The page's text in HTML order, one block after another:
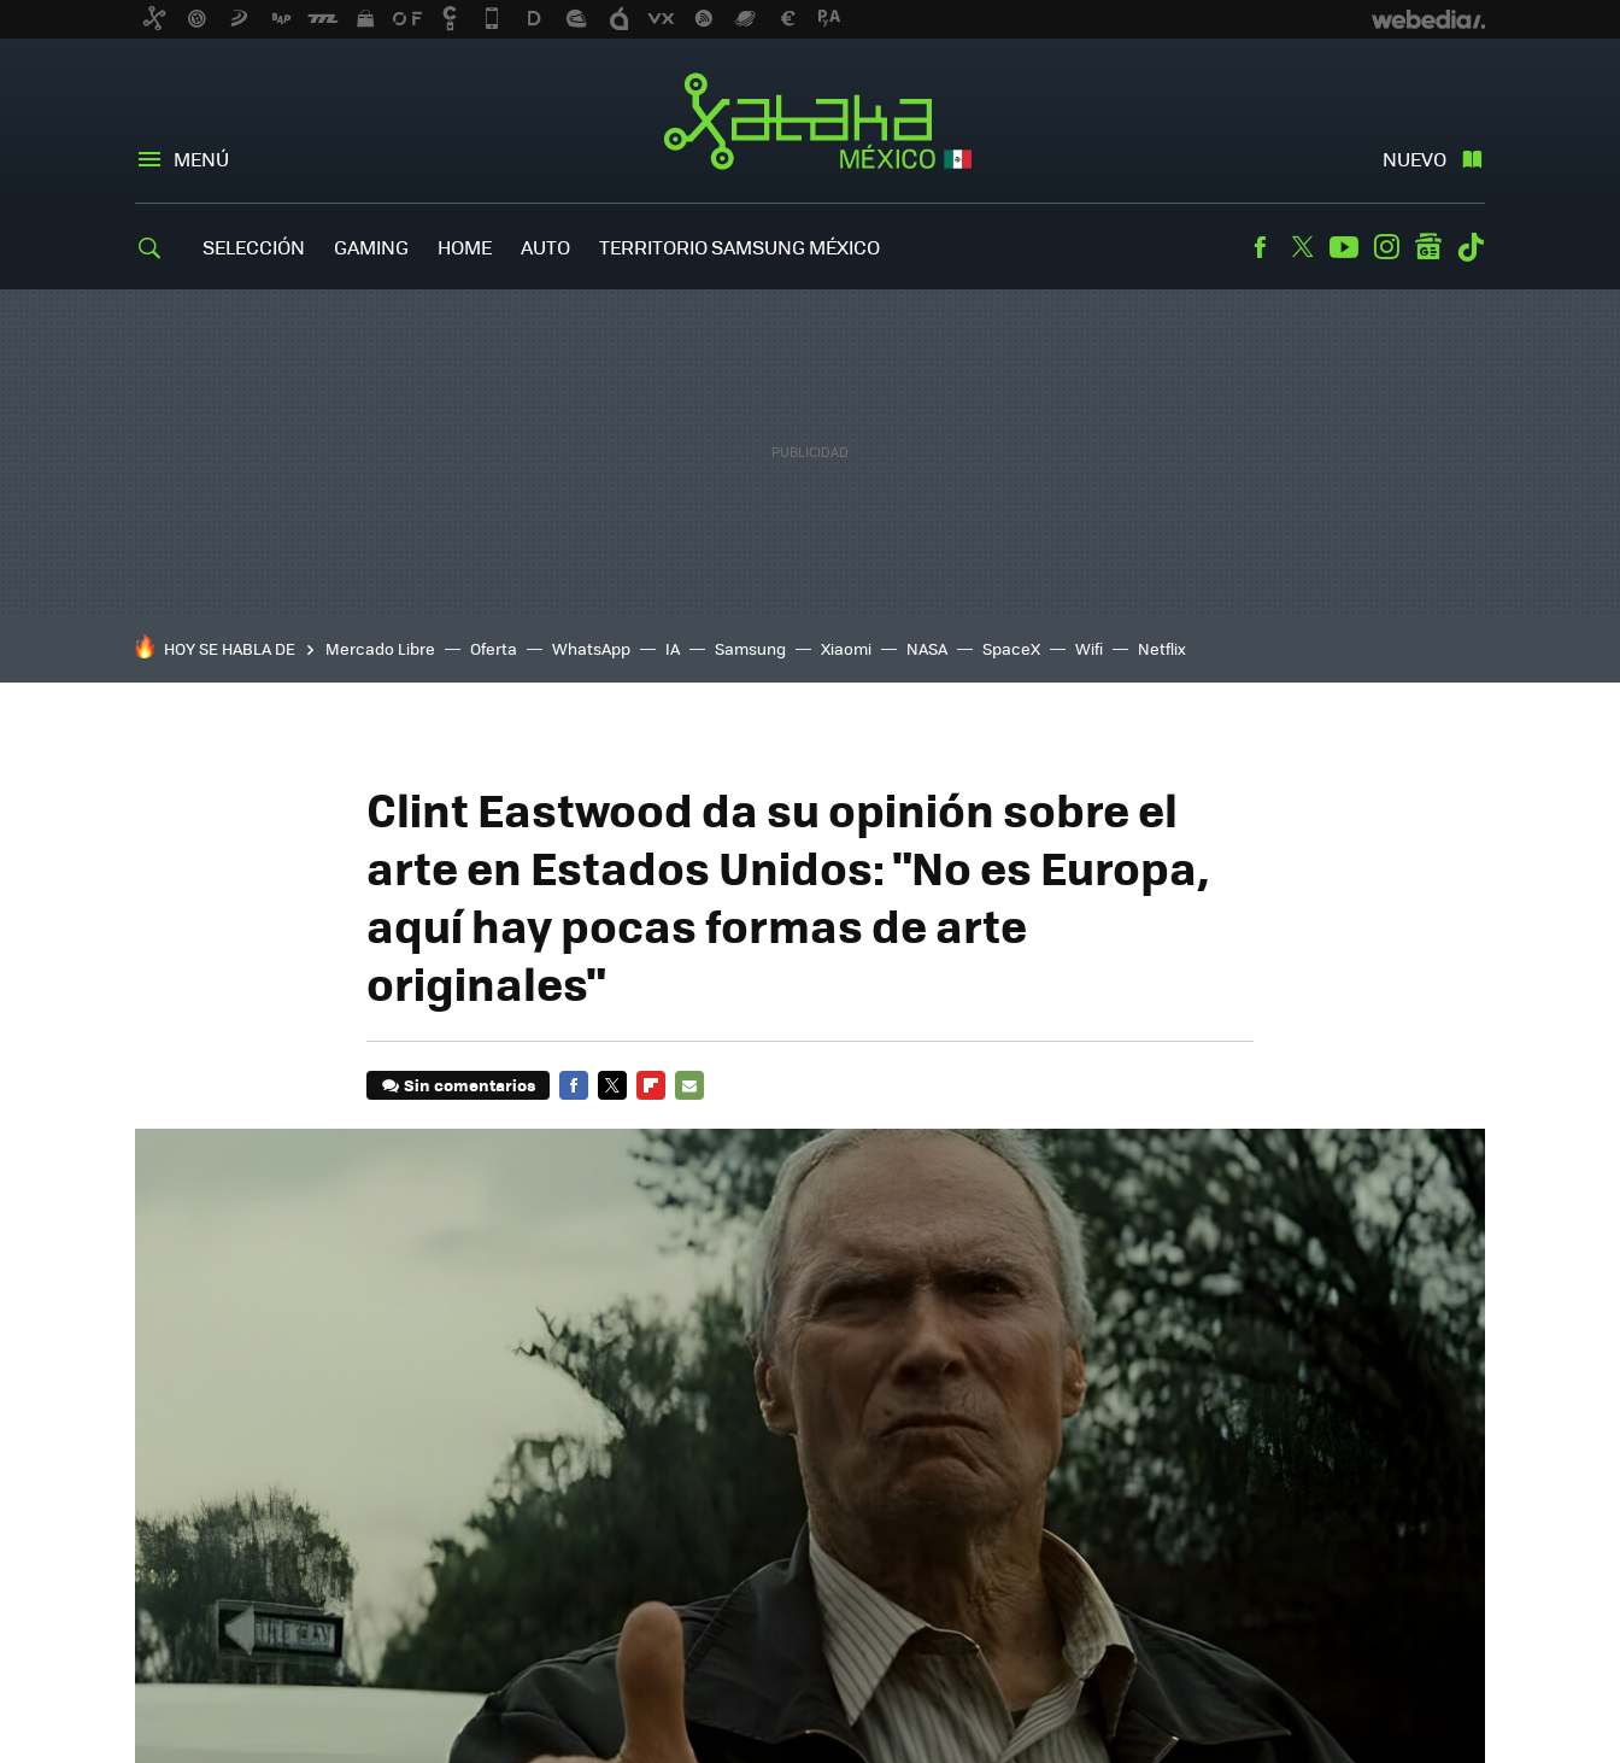
MENÚ NUEVO
SELECCIÓN GAMING HOME AUTO TERRITORIO SAMSUNG MÉXICO Facebook
TwitterYoutubeInstagramgooglenews
HOY SE HABLA DE Mercado Libre Oferta WhatsApp IA Samsung Xiaomi NASA SpaceX Wifi Netflix
Clint Eastwood da su opinión sobre el
arte en Estados Unidos: "No es Europa,
aquí hay pocas formas de arte
originales"
Sin comentarios
MAIL